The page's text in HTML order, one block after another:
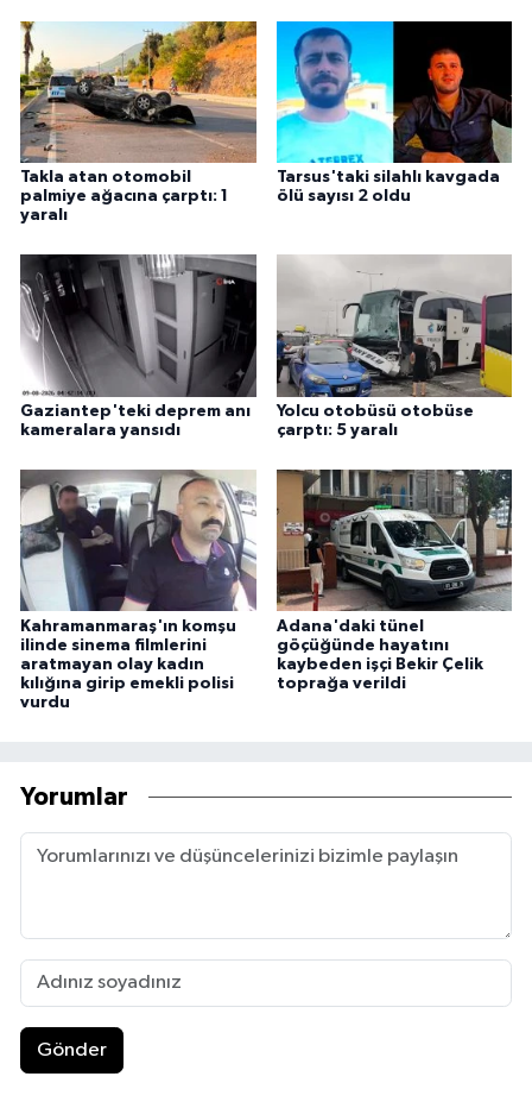
Takla atan otomobil
palmiye ağacına çarptı: 1
yaralı
Tarsus'taki silahlı kavgada
ölü sayısı 2 oldu
Gaziantep'teki deprem anı
kameralara yansıdı
Yolcu otobüsü otobüse
çarptı: 5 yaralı
Kahramanmaraş'ın komşu
ilinde sinema filmlerini
aratmayan olay kadın
kılığına girip emekli polisi
vurdu
Adana'daki tünel
göçüğünde hayatını
kaybeden işçi Bekir Çelik
toprağa verildi
Yorumlar
Gönder